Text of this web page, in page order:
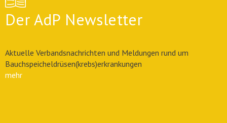
Der AdP Newsletter
Aktuelle Verbandsnachrichten und Meldungen rund um
Bauchspeicheldrüsen(krebs)erkrankungen
mehr